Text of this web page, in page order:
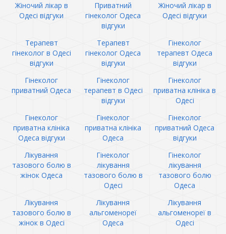
Жіночий лікар в
Одесі відгуки
Приватний
гінеколог Одеса
відгуки
Жіночий лікар в
Одесі відгуки
Терапевт
гінеколог в Одесі
відгуки
Терапевт
гінеколог Одеса
відгуки
Гінеколог
терапевт Одеса
відгуки
Гінеколог
приватний Одеса
Гінеколог
терапевт в Одесі
відгуки
Гінеколог
приватна клініка в
Одесі
Гінеколог
приватна клініка
Одеса відгуки
Гінеколог
приватна клініка
Одеса
Гінеколог
приватний Одеса
відгуки
Лікування
тазового болю в
жінок Одеса
Гінеколог
лікування
тазового болю в
Одесі
Гінеколог
лікування
тазового болю
Одеса
Лікування
тазового болю в
жінок в Одесі
Лікування
альгоменореї
Одеса
Лікування
альгоменореї в
Одесі